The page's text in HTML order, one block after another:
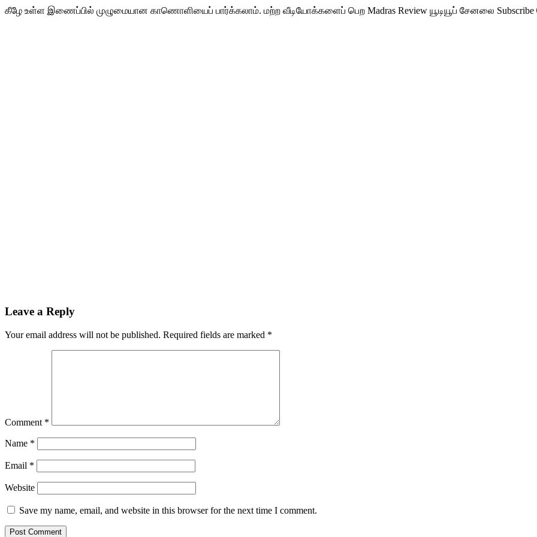
கீழே உள்ள இணைப்பில் முழுமையான காணொளியைப் பார்க்கலாம். மற்ற வீடியோக்களைப் பெற Madras Review யூடியூப் சேனலை Subscribe
Leave a Reply
Your email address will not be published. Required fields are marked *
Comment *
Name *
Email *
Website
Save my name, email, and website in this browser for the next time I comment.